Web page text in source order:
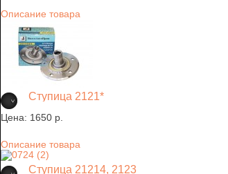
Описание товара
Ступица 2121*
Цена: 1650 p.
Описание товара
Ступица 21214, 2123